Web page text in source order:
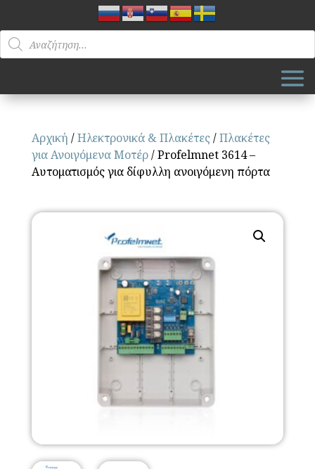
Products
search
Αρχική /Ηλεκτρονικά & Πλακέτες/Πλακέτες
για Ανοιγόμενα Μοτέρ/ Profelmnet 3614 –
Aυτοματισμός για δίφυλλη ανοιγόμενη πόρτα